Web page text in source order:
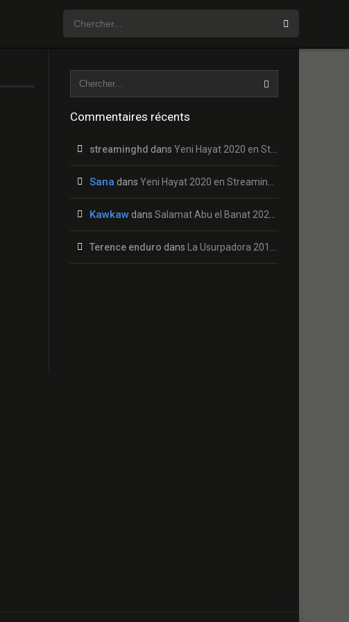
Commentaires récents
streaminghd dans Yeni Hayat 2020 en Streaming HD Gratuit !
Sana dans Yeni Hayat 2020 en Streaming HD Gratuit !
Kawkaw dans Salamat Abu el Banat 2020 en Streaming HD Gratuit !
Terence enduro dans La Usurpadora 2019 en Streaming HD Gratuit !